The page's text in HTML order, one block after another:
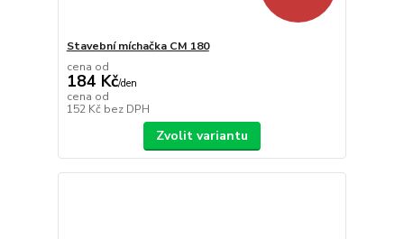
Stavební míchačka CM 180
cena od
184 Kč/den
cena od
152 Kč bez DPH
Zvolit variantu